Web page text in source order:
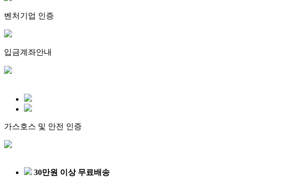
벤처기업 인증
입금계좌안내
가스호스 및 안전 인증
30만원 이상 무료배송